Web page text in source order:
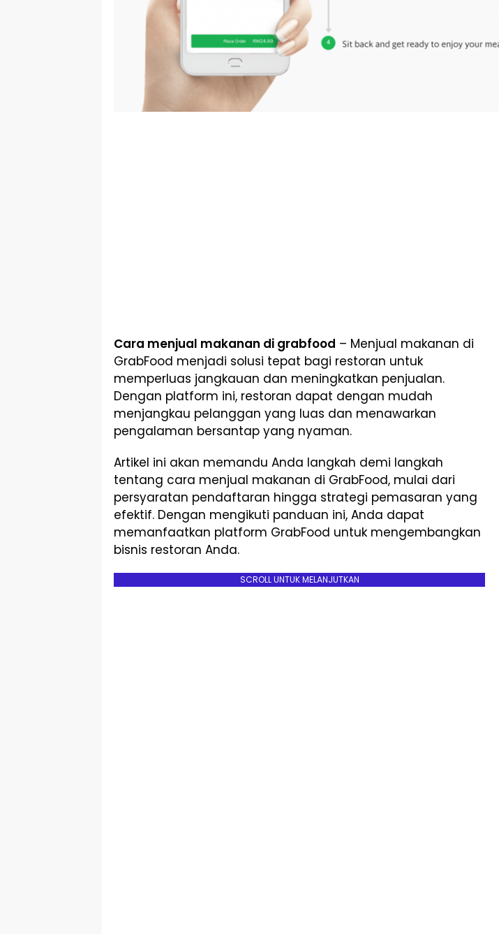
Cara menjual makanan di grabfood – Menjual makanan di
GrabFood menjadi solusi tepat bagi restoran untuk
memperluas jangkauan dan meningkatkan penjualan.
Dengan platform ini, restoran dapat dengan mudah
menjangkau pelanggan yang luas dan menawarkan
pengalaman bersantap yang nyaman.
Artikel ini akan memandu Anda langkah demi langkah
tentang cara menjual makanan di GrabFood, mulai dari
persyaratan pendaftaran hingga strategi pemasaran yang
efektif. Dengan mengikuti panduan ini, Anda dapat
memanfaatkan platform GrabFood untuk mengembangkan
bisnis restoran Anda.
SCROLL UNTUK MELANJUTKAN